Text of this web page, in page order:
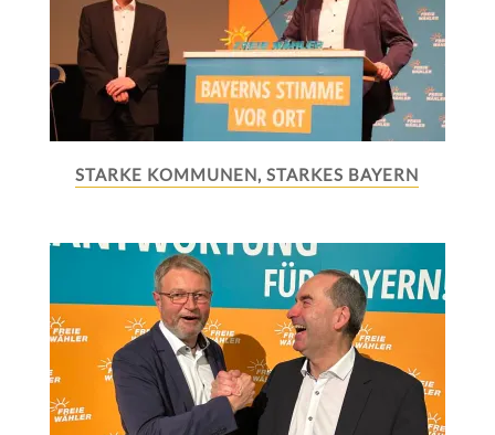
STARKE KOMMUNEN, STARKES BAYERN